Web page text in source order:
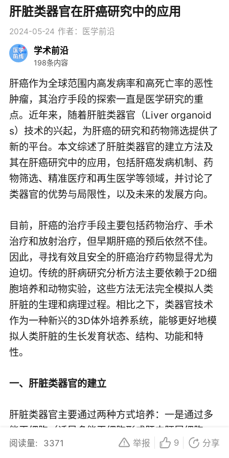
肝脏类器官在肝癌研究中的应用
2024-05-24 作者：医学前沿
学术前沿
198条内容
肝癌作为全球范围内高发病率和高死亡率的恶性
肿瘤，其治疗手段的探索一直是医学研究的重
点。近年来，随着肝脏类器官（Liver organoid
s）技术的兴起，为肝癌的研究和药物筛选提供了
新的平台。本文综述了肝脏类器官的建立方法及
其在肝癌研究中的应用，包括肝癌发病机制、药
物筛选、精准医疗和再生医学等领域，并讨论了
类器官的优势与局限性，以及未来的发展方向。
目前，肝癌的治疗手段主要包括药物治疗、手术
治疗和放射治疗，但早期肝癌的预后依然不佳。
因此，寻找有效且安全的肝癌治疗药物显得尤为
迫切。传统的肝病研究分析方法主要依赖于2D细
胞培养和动物实验，这些方法无法完全模拟人类
肝脏的生理和病理过程。相比之下，类器官技术
作为一种新兴的3D体外培养系统，能够更好地模
拟人类肝脏的生长发育状态、结构、功能和特
性。
一、肝脏类器官的建立
肝脏类器官主要通过两种方式培养：一是通过多
能干细胞（诱导多能干细胞形成肝内胚层细胞，
再通过生长因子诱导分化为类囊肿状的肝脏类器
阅读量: 3371 举报 9 分享